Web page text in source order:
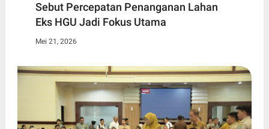
Sebut Percepatan Penanganan Lahan
Eks HGU Jadi Fokus Utama
Mei 21, 2026